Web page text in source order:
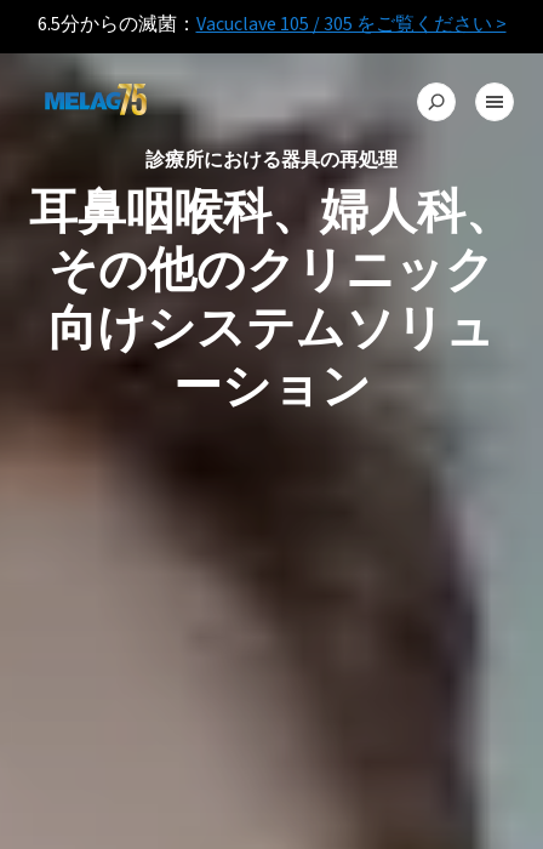
6.5分からの滅菌： Vacuclave 105 / 305 をご覧ください >
診療所における器具の再処理
耳鼻咽喉科、婦人科、
その他のクリニック
向けシステムソリュ
ーション